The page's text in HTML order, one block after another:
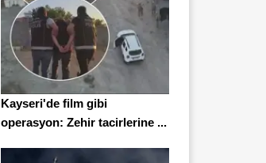
Kayseri'de film gibi
operasyon: Zehir tacirlerine ...